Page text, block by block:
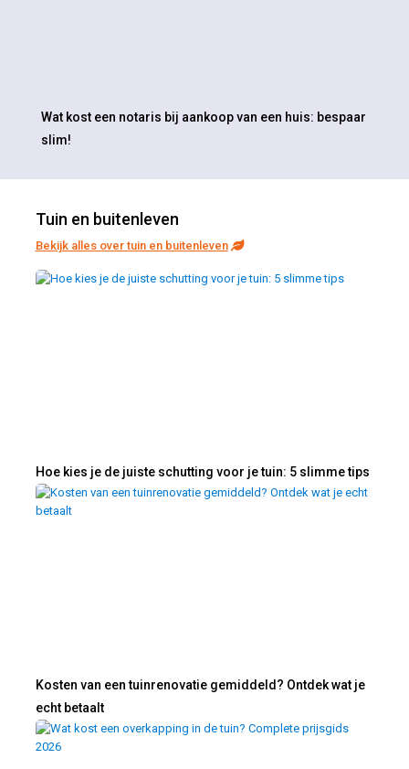
Wat kost een notaris bij aankoop van een huis: bespaar
slim!
Tuin en buitenleven
Bekijk alles over tuin en buitenleven
Hoe kies je de juiste schutting voor je tuin: 5 slimme tips
Kosten van een tuinrenovatie gemiddeld? Ontdek wat je
echt betaalt